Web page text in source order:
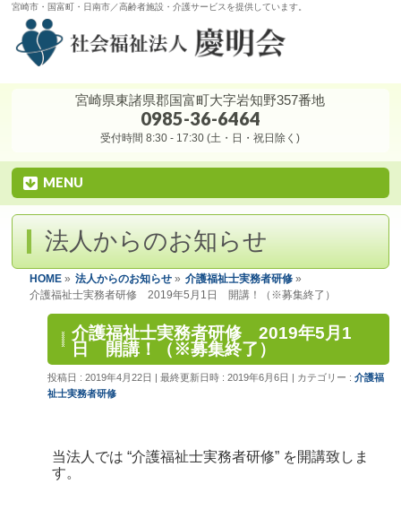
宮崎市・国富町・日南市／高齢者施設・介護サービスを提供しています。
宮崎県東諸県郡国富町大字岩知野357番地
0985-36-6464
受付時間 8:30 - 17:30 (土・日・祝日除く)
MENU
法人からのお知らせ
HOME » 法人からのお知らせ » 介護福祉士実務者研修 »
介護福祉士実務者研修 2019年5月1日 開講！（※募集終了）
介護福祉士実務者研修 2019年5月1
日 開講！（※募集終了）
投稿日 : 2019年4月22日 最終更新日時 : 2019年6月6日 カテゴリー :介護福
祉士実務者研修
当法人では “介護福祉士実務者研修” を開講致しま
す。